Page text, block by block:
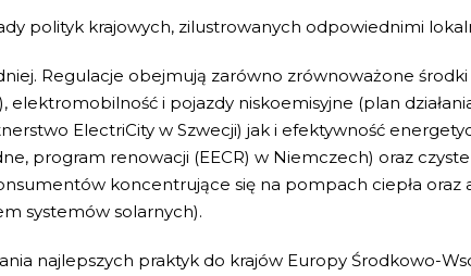
polityk krajowych, zilustrowanych odpowiednimi
Regulacje obejmują zarówno zrównoważone
elektromobilność i pojazdy niskoemisyjne (plan
ElectriCity w Szwecji) jak i efektywność
program renowacji (EECR) w Niemczech) oraz czyste
koncentrujące się na pompach ciepła oraz
systemów solarnych).
najlepszych praktyk do krajów Europy Środkowo-